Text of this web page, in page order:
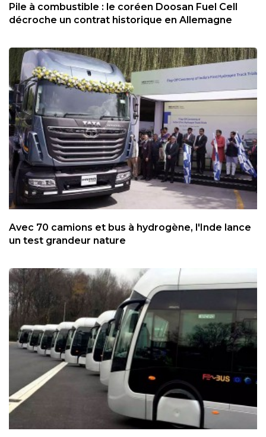
Pile à combustible : le coréen Doosan Fuel Cell
décroche un contrat historique en Allemagne
Avec 70 camions et bus à hydrogène, l'Inde lance
un test grandeur nature